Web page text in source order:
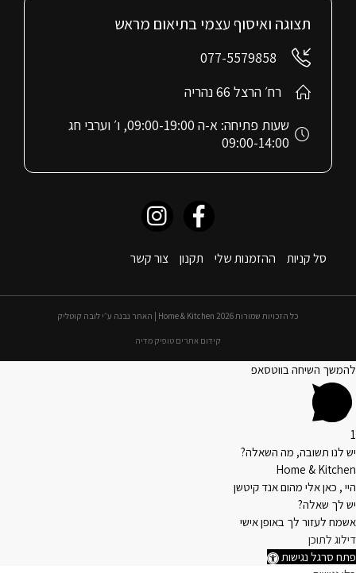
סל קניות ההזמנות שלי תקנון צור קשר
תצוגה ואיסוף עצמי בתיאום מראש
077-5579858
רח׳ הרצל 66 נהריה
שעות פתיחה: א-ה 09:00-19:00, ו׳ וערבי חג
09:00-14:00
כל הזכויות שמורות 2026 Home & Kitchen | האתר נבנה ע״י לובה קוטליק
קידום אתרים טופיק מדיה
להמשך השיחה בווטסאפ
1
יש לנו תשובה, מה השאלה?
Home & Kitchen
היי , כאן אלי מהום אנד קיטשן
יש לך שאלה?
אשמח לעזור לך באופן אישי
דילוג לתוכן
פתח סרגל נגישות